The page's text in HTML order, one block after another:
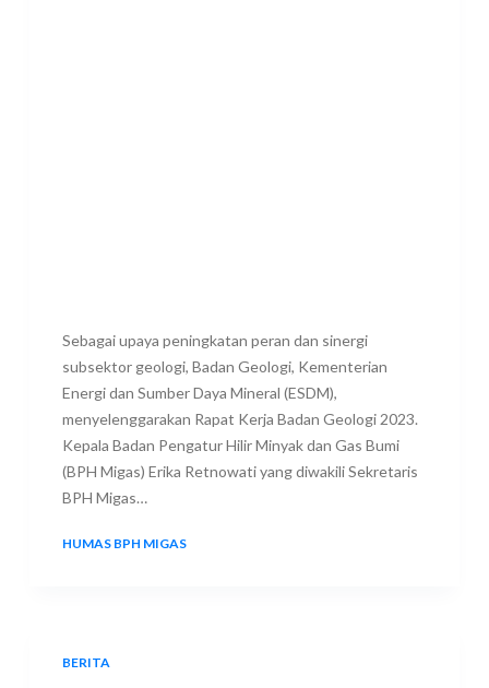
Sebagai upaya peningkatan peran dan sinergi
subsektor geologi, Badan Geologi, Kementerian
Energi dan Sumber Daya Mineral (ESDM),
menyelenggarakan Rapat Kerja Badan Geologi 2023.
Kepala Badan Pengatur Hilir Minyak dan Gas Bumi
(BPH Migas) Erika Retnowati yang diwakili Sekretaris
BPH Migas…
HUMAS BPH MIGAS
BERITA